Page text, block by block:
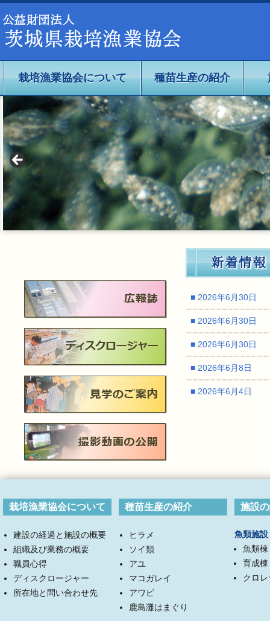
公益社団法人茨城県栽培漁業協会
栽培漁業協会について 種苗生産の紹介
■ 2026年6月30日
■ 2026年6月30日
■ 2026年6月30日
■ 2026年6月8日
■ 2026年6月4日
栽培漁業協会について
建設の経過と施設の概要
組織及び業務の概要
職員心得
ディスクロージャー
所在地と問い合わせ先
種苗生産の紹介
ヒラメ
ソイ類
アユ
マコガレイ
アワビ
鹿島灘はまぐり
施設
魚類施設
魚類棟
育成棟
クロ